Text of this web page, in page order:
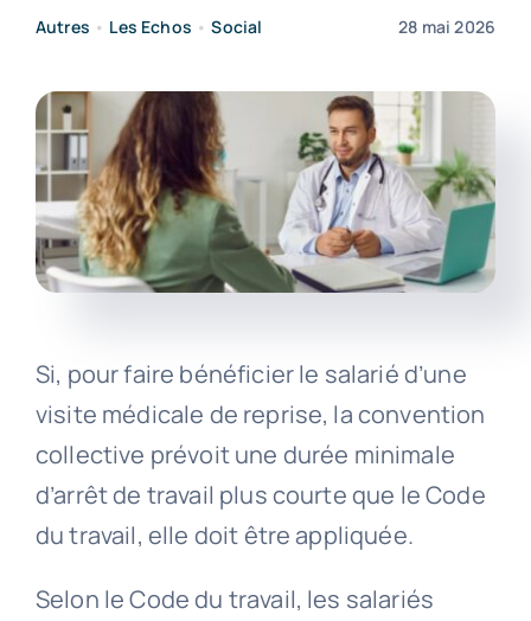
Autres • Les Echos •Social 28 mai 2026
Si, pour faire bénéficier le salarié d’une
visite médicale de reprise, la convention
collective prévoit une durée minimale
d’arrêt de travail plus courte que le Code
du travail, elle doit être appliquée.
Selon le Code du travail, les salariés